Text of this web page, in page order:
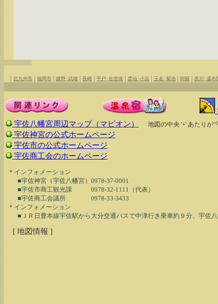
| 北九州市 | 福岡市 | 嬉野･武雄 | 長崎 | 平戸･佐世保 | 雲仙･小浜 | 玉名･菊池 | 阿蘇 | 黒川･湯布
宇佐八幡宮周辺マップ（マピオン） 地図の中央 '+' あたりが
宇佐神宮の公式ホームページ
宇佐市の公式ホームページ
宇佐商工会のホームページ
  ＊インフォメーション
■宇佐神宮（宇佐八幡宮）0978-37-0001
■宇佐市商工観光課　　　0978-32-1111（代表）
■宇佐商工会議所　　　　0978-33-3433
  ＊インフォメーション
[ 地図情報 ]